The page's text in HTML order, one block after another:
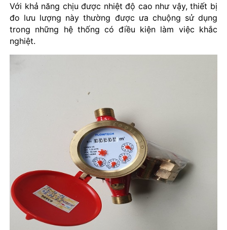
Với khả năng chịu được nhiệt độ cao như vậy, thiết bị
đo lưu lượng này thường được ưa chuộng sử dụng
trong những hệ thống có điều kiện làm việc khắc
nghiệt.